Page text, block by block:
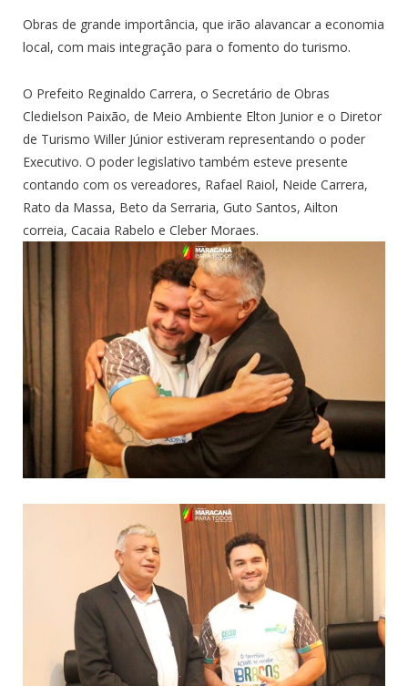
Obras de grande importância, que irão alavancar a economia
local, com mais integração para o fomento do turismo.
O Prefeito Reginaldo Carrera, o Secretário de Obras
Cledielson Paixão, de Meio Ambiente Elton Junior e o Diretor
de Turismo Willer Júnior estiveram representando o poder
Executivo. O poder legislativo também esteve presente
contando com os vereadores, Rafael Raiol, Neide Carrera,
Rato da Massa, Beto da Serraria, Guto Santos, Ailton
correia, Cacaia Rabelo e Cleber Moraes.